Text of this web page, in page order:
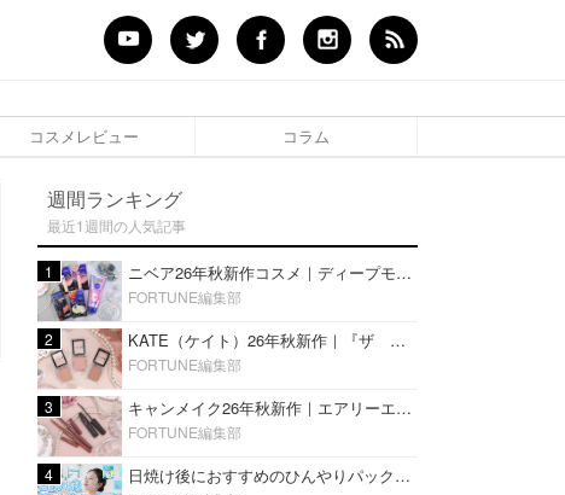
コスメレビュー コラム
週間ランキング
最近1週間の人気記事
1 ニベア26年秋新作コスメ｜ディープモイスチャーリップの美容液タイプや2in1ボディクリームスクラブも
FORTUNE編集部
2 KATE（ケイト）26年秋新作｜『ザ アイカラー』に白みベージュ系淡色カラーが登場！新3色をレビュー
FORTUNE編集部
3 キャンメイク26年秋新作｜エアリーエクステンションライナー＆カールスナイパーマスカラ新色をレビュー
FORTUNE編集部
4 日焼け後におすすめのひんやりパック14選｜暑い夏にぴったりな冷凍／鎮静／うるおいチャージマスクを紹介